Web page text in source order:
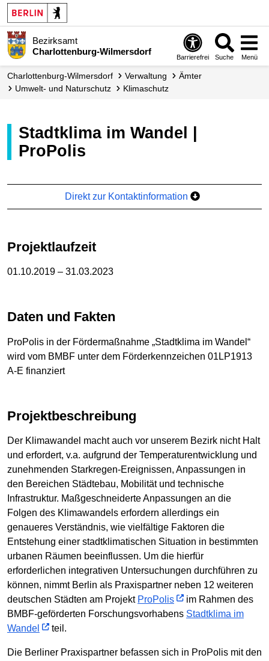
Bezirksamt
Charlottenburg-Wilmersdorf
Barrierefrei Suche Menü
Charlottenburg-Wilmersdorf Verwaltung
Ämter
Umwelt- und Naturschutz
Klimaschutz
Stadtklima im Wandel |
ProPolis
Direkt zur Kontaktinformation
Projektlaufzeit
01.10.2019 – 31.03.2023
Daten und Fakten
ProPolis in der Fördermaßnahme „Stadtklima im Wandel“
wird vom BMBF unter dem Förderkennzeichen 01LP1913
A-E finanziert
Projektbeschreibung
Der Klimawandel macht auch vor unserem Bezirk nicht Halt
und erfordert, v.a. aufgrund der Temperaturentwicklung und
zunehmenden Starkregen-Ereignissen, Anpassungen in
den Bereichen Städtebau, Mobilität und technische
Infrastruktur. Maßgeschneiderte Anpassungen an die
Folgen des Klimawandels erfordern allerdings ein
genaueres Verständnis, wie vielfältige Faktoren die
Entstehung einer stadtklimatischen Situation in bestimmten
urbanen Räumen beeinflussen. Um die hierfür
erforderlichen integrativen Untersuchungen durchführen zu
können, nimmt Berlin als Praxispartner neben 12 weiteren
deutschen Städten am Projekt ProPolis
im Rahmen des
BMBF-geförderten Forschungsvorhabens Stadtklima im
Wandel
teil.
Die Berliner Praxispartner befassen sich in ProPolis mit den